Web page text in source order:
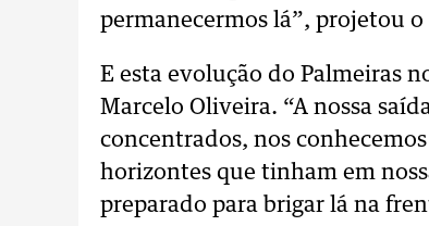
permanecermos lá”, projetou
E esta evolução do Palmeiras
Marcelo Oliveira. “A nossa
concentrados, nos
horizontes que tinham em
preparado para brigar lá na